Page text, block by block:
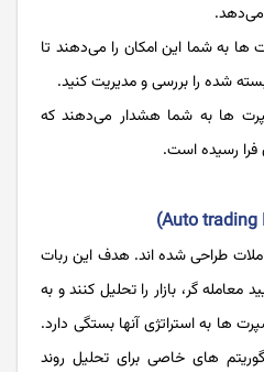
به شما این امکان را می‌دهند تا
شده را بررسی و مدیریت کنید.
ها به شما هشدار می‌دهند که
فرا رسیده است.
طراحی شده اند. هدف این ربات
معامله گر، بازار را تحلیل کنند و به
ها به استراتژی آنها بستگی دارد.
های خاصی برای تحلیل روند